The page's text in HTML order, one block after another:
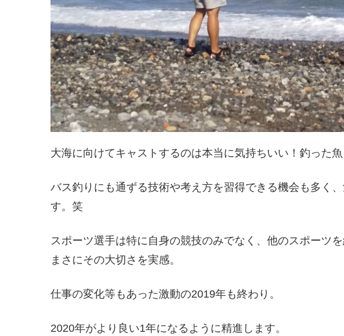
大海に向けてキャストするのは本当に気持ちいい！釣った魚
バス釣りにも通ずる技術や考え方を習得できる機会も多く
す。笑
スポーツ選手は特に自身の競技のみでなく、他のスポーツ
まさにその大切さを実感。
仕事の変化等もあった激動の2019年も終わり。
2020年がより良い1年になるように精進します。